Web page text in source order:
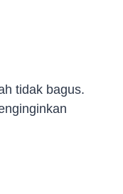
tidak bagus.